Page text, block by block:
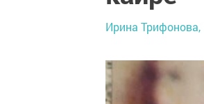
Ирина Трифонова,